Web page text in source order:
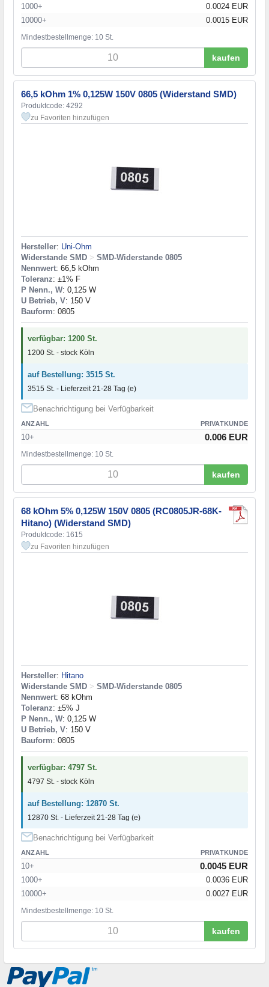
1000+
0.0024 EUR
10000+
0.0015 EUR
Mindestbestellmenge: 10 St.
kaufen
66,5 kOhm 1% 0,125W 150V 0805 (Widerstand SMD)
Produktcode: 4292
zu Favoriten hinzufügen
Hersteller: Uni-Ohm
Widerstande SMD > SMD-Widerstande 0805
Nennwert: 66,5 kOhm
Toleranz: ±1% F
P Nenn., W: 0,125 W
U Betrieb, V: 150 V
Bauform: 0805
verfügbar: 1200 St.
1200 St. - stock Köln
auf Bestellung: 3515 St.
3515 St. - Lieferzeit 21-28 Tag (e)
Benachrichtigung bei Verfügbarkeit
ANZAHL PRIVATKUNDE
10+ 0.006 EUR
Mindestbestellmenge: 10 St.
kaufen
68 kOhm 5% 0,125W 150V 0805 (RC0805JR-68K-
Hitano) (Widerstand SMD)
Produktcode: 1615
zu Favoriten hinzufügen
Hersteller: Hitano
Widerstande SMD > SMD-Widerstande 0805
Nennwert: 68 kOhm
Toleranz: ±5% J
P Nenn., W: 0,125 W
U Betrieb, V: 150 V
Bauform: 0805
verfügbar: 4797 St.
4797 St. - stock Köln
auf Bestellung: 12870 St.
12870 St. - Lieferzeit 21-28 Tag (e)
Benachrichtigung bei Verfügbarkeit
ANZAHL PRIVATKUNDE
10+ 0.0045 EUR
1000+
0.0036 EUR
10000+
0.0027 EUR
Mindestbestellmenge: 10 St.
kaufen